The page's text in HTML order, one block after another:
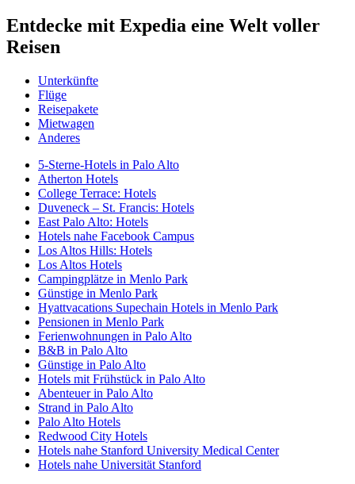
Entdecke mit Expedia eine Welt voller
Reisen
Unterkünfte
Flüge
Reisepakete
Mietwagen
Anderes
5-Sterne-Hotels in Palo Alto
Atherton Hotels
College Terrace: Hotels
Duveneck – St. Francis: Hotels
East Palo Alto: Hotels
Hotels nahe Facebook Campus
Los Altos Hills: Hotels
Los Altos Hotels
Campingplätze in Menlo Park
Günstige in Menlo Park
Hyattvacations Supechain Hotels in Menlo Park
Pensionen in Menlo Park
Ferienwohnungen in Palo Alto
B&B in Palo Alto
Günstige in Palo Alto
Hotels mit Frühstück in Palo Alto
Abenteuer in Palo Alto
Strand in Palo Alto
Palo Alto Hotels
Redwood City Hotels
Hotels nahe Stanford University Medical Center
Hotels nahe Universität Stanford